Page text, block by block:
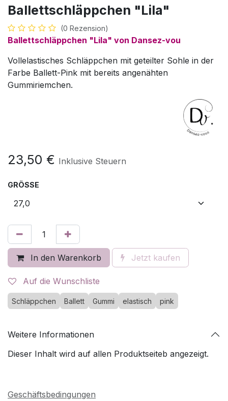
Ballettschläppchen "Lila"
(0 Rezension)
Ballettschläppchen "Lila" von Dansez-vou
Vollelastisches Schläppchen mit geteilter Sohle in der
Farbe Ballett-Pink mit bereits angenähten
Gummiriemchen.
23,50 € Inklusive Steuern
GRÖSSE
In den Warenkorb Jetzt kaufen
Auf die Wunschliste
Schläppchen Ballett Gummi elastisch pink
Weitere Informationen
Dieser Inhalt wird auf allen Produktseiteb angezeigt.
Geschäftsbedingungen